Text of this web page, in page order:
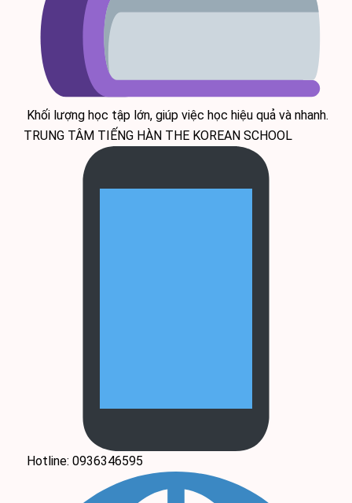
Khối lượng học tập lớn, giúp việc học hiệu quả và nhanh.
TRUNG TÂM TIẾNG HÀN THE KOREAN SCHOOL
Hotline: 0936346595